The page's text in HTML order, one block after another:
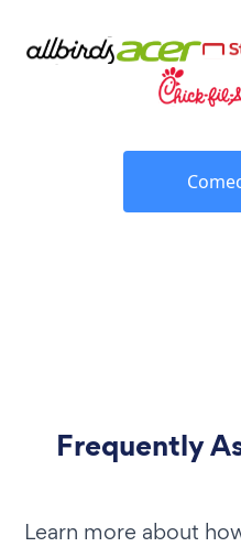
Frequently
Learn more about